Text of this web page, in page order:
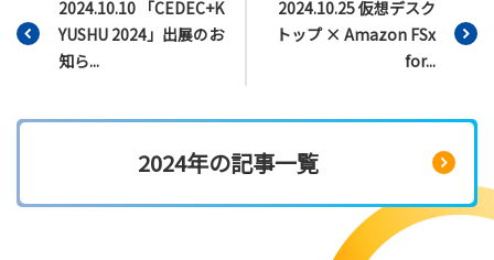
2024.10.10 「CEDEC+K
YUSHU 2024」出展のお
知ら...
2024.10.25 仮想デスク
トップ × Amazon FSx
for...
2024年の記事一覧